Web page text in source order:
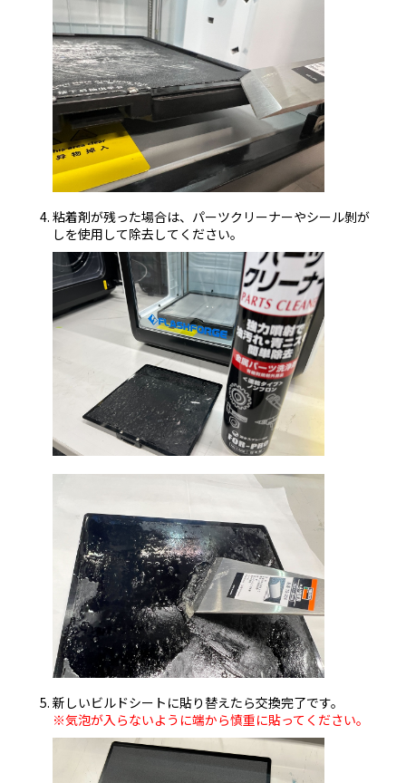
粘着剤が残った場合は、パーツクリーナーやシール剝が
しを使用して除去してください。
新しいビルドシートに貼り替えたら交換完了です。
※気泡が入らないように端から慎重に貼ってください。